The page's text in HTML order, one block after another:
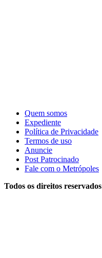
Quem somos
Expediente
Política de Privacidade
Termos de uso
Anuncie
Post Patrocinado
Fale com o Metrópoles
Todos os direitos reservados